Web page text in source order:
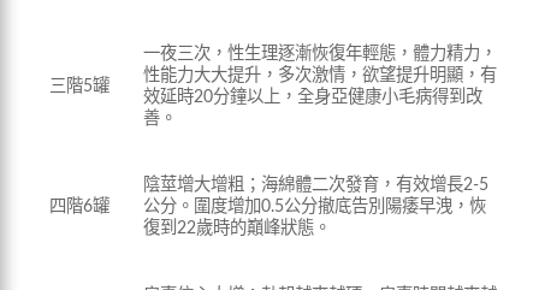
三階5罐
一夜三次，性生理逐漸恢復年輕態，體力精力，
性能力大大提升，多次激情，欲望提升明顯，有
效延時20分鐘以上，全身亞健康小毛病得到改
善。
四階6罐
陰莖增大增粗；海綿體二次發育，有效增長2-5
公分。圍度增加0.5公分撤底告別陽痿早洩，恢
復到22歲時的巔峰狀態。